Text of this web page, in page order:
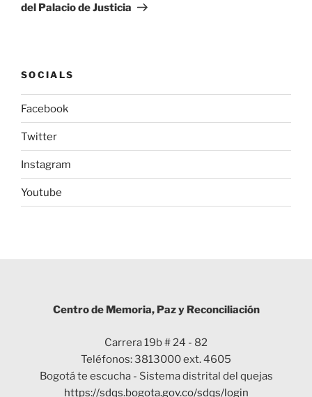
del Palacio de Justicia
SOCIALS
Facebook
Twitter
Instagram
Youtube
Centro de Memoria, Paz y Reconciliación
Carrera 19b # 24 - 82
Teléfonos: 3813000 ext. 4605
Bogotá te escucha - Sistema distrital del quejas
https://sdqs.bogota.gov.co/sdqs/login